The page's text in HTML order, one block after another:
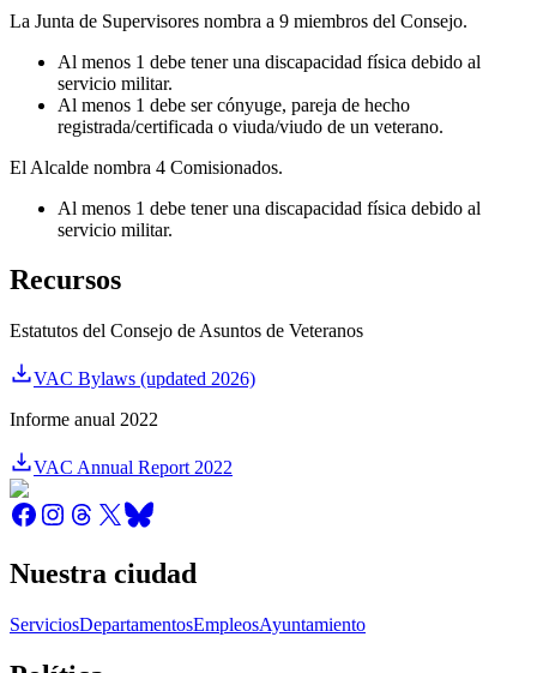
La Junta de Supervisores nombra a 9 miembros del Consejo.
Al menos 1 debe tener una discapacidad física debido al
servicio militar.
Al menos 1 debe ser cónyuge, pareja de hecho
registrada/certificada o viuda/viudo de un veterano.
El Alcalde nombra 4 Comisionados.
Al menos 1 debe tener una discapacidad física debido al
servicio militar.
Recursos
Estatutos del Consejo de Asuntos de Veteranos
VAC Bylaws (updated 2026)
Informe anual 2022
VAC Annual Report 2022
Nuestra ciudad
ServiciosDepartamentosEmpleosAyuntamiento